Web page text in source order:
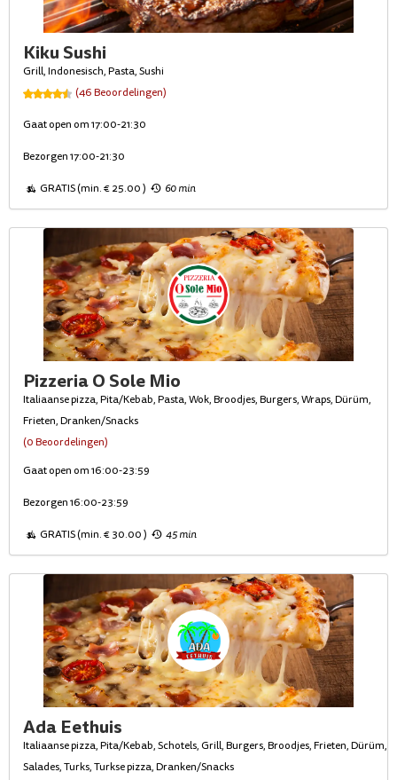
Kiku Sushi
Grill, Indonesisch, Pasta, Sushi
(46 Beoordelingen)
Gaat open om 17:00-21:30
Bezorgen 17:00-21:30
GRATIS (min. € 25.00 ) 60 min
Pizzeria O Sole Mio
Italiaanse pizza, Pita/Kebab, Pasta, Wok, Broodjes, Burgers, Wraps, Dürüm,
Frieten, Dranken/Snacks
(0 Beoordelingen)
Gaat open om 16:00-23:59
Bezorgen 16:00-23:59
GRATIS (min. € 30.00 ) 45 min
Ada Eethuis
Italiaanse pizza, Pita/Kebab, Schotels, Grill, Burgers, Broodjes, Frieten, Dürüm,
Salades, Turks, Turkse pizza, Dranken/Snacks